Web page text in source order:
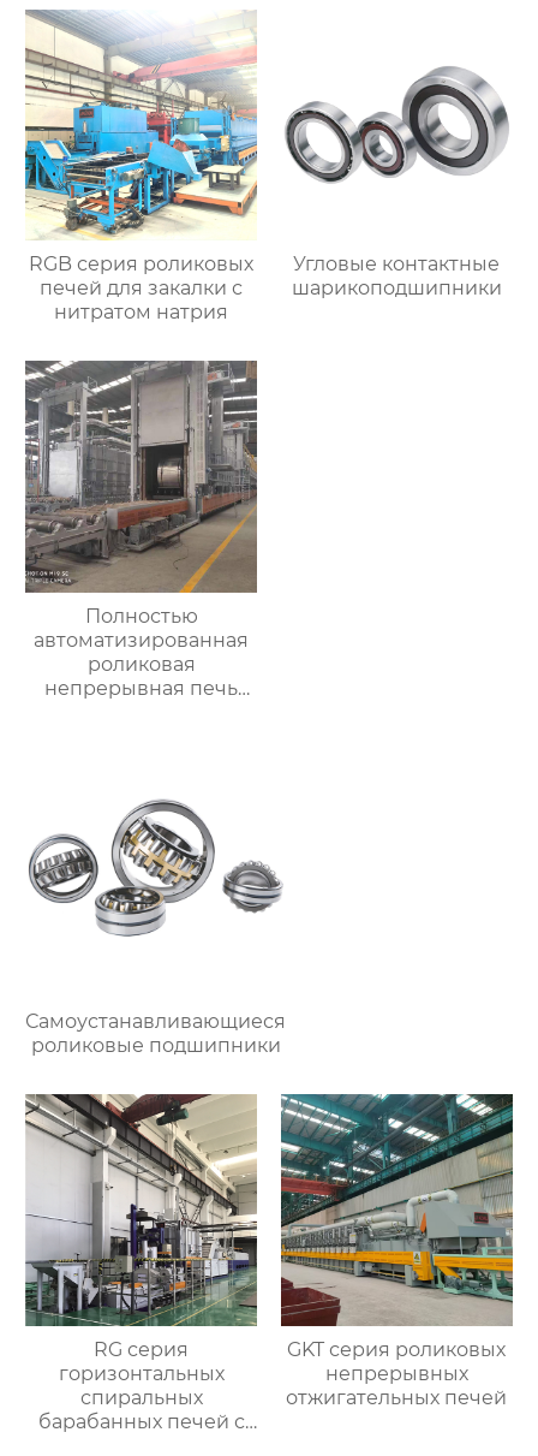
RGB серия роликовых
печей для закалки с
нитратом натрия
Угловые контактные
шарикоподшипники
Полностью
автоматизированная
роликовая
непрерывная печь
Самоустанавливающиеся
роликовые подшипники
RG серия
горизонтальных
спиральных
барабанных печей с
GKT серия роликовых
непрерывных
отжигательных печей